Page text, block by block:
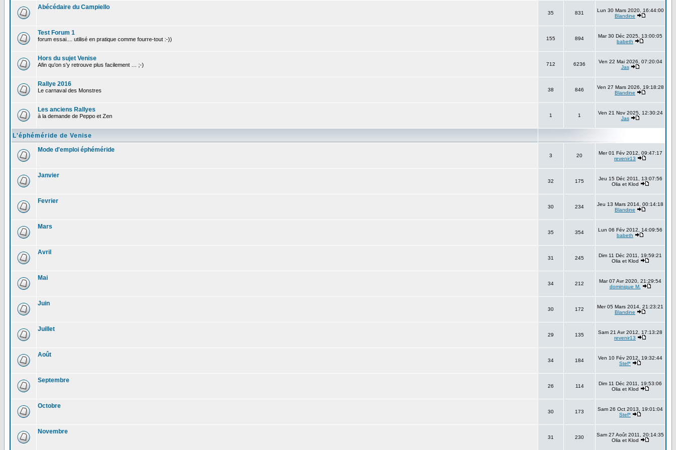
Abécédaire du Campiello
35 831
Lun 30 Mars 2020, 16:44:00
Blandine
Test Forum 1
forum essai.... utilisé en pratique comme fourre-tout :-)) 155 894
Mar 30 Déc 2025, 13:00:05
babeth
Hors du sujet Venise
Afin qu'on s'y retrouve plus facilement … ;-) 712 6236
Ven 22 Mai 2026, 07:20:04
Jas
Rallye 2016
Le carnaval des Monstres 38 846
Ven 27 Mars 2026, 19:18:28
Blandine
Les anciens Rallyes
à la demande de Peppo et Zen 1 1
Ven 21 Nov 2025, 12:30:24
Jas
L'éphéméride de Venise
Mode d'emploi éphéméride
3 20
Mer 01 Fév 2012, 09:47:17
revenir13
Janvier
32 175
Jeu 15 Déc 2011, 13:07:56
Olia et Klod
Fevrier
30 234
Jeu 13 Mars 2014, 00:14:18
Blandine
Mars
35 354
Lun 06 Fév 2012, 14:09:56
babeth
Avril
31 245
Dim 11 Déc 2011, 19:59:21
Olia et Klod
Mai
34 212
Mar 07 Avr 2020, 21:29:54
dominique M.
Juin
30 172
Mer 05 Mars 2014, 21:23:21
Blandine
Juillet
29 135
Sam 21 Avr 2012, 17:13:28
revenir13
Août
34 184
Ven 10 Fév 2012, 19:32:44
Stef*
Septembre
26 114
Dim 11 Déc 2011, 19:53:06
Olia et Klod
Octobre
30 173
Sam 26 Oct 2013, 19:01:04
Stef*
Novembre
31 230
Sam 27 Août 2011, 20:14:35
Olia et Klod